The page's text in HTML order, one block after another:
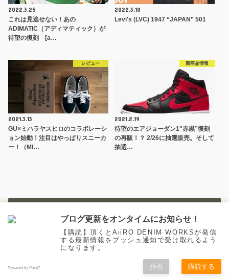
2022.3.25
これは見逃せない！あの
ADIMATIC（アディマティック）が
待望の復刻 [a…
2022.3.10
Levi's (LVC) 1947 “JAPAN” 501
レビュー
2021.3.13
GU×ミハラヤスヒロのコラボレーシ
ョン始動！注目はやっぱりスニーカ
ー！（MI…
新商品情報
2021.2.19
待望のエアジョーダン1"赤黒”復刻
の再販！？ 2/26に抽選販売。そして
抽選…
ブログ更新をオンタイムにお知らせ！
【購読】頂くとAiiRO DENIM WORKSが発信
する最新情報をプッシュ通知で受け取れるよう
になります。
Powered by Push7 拒否 購読する